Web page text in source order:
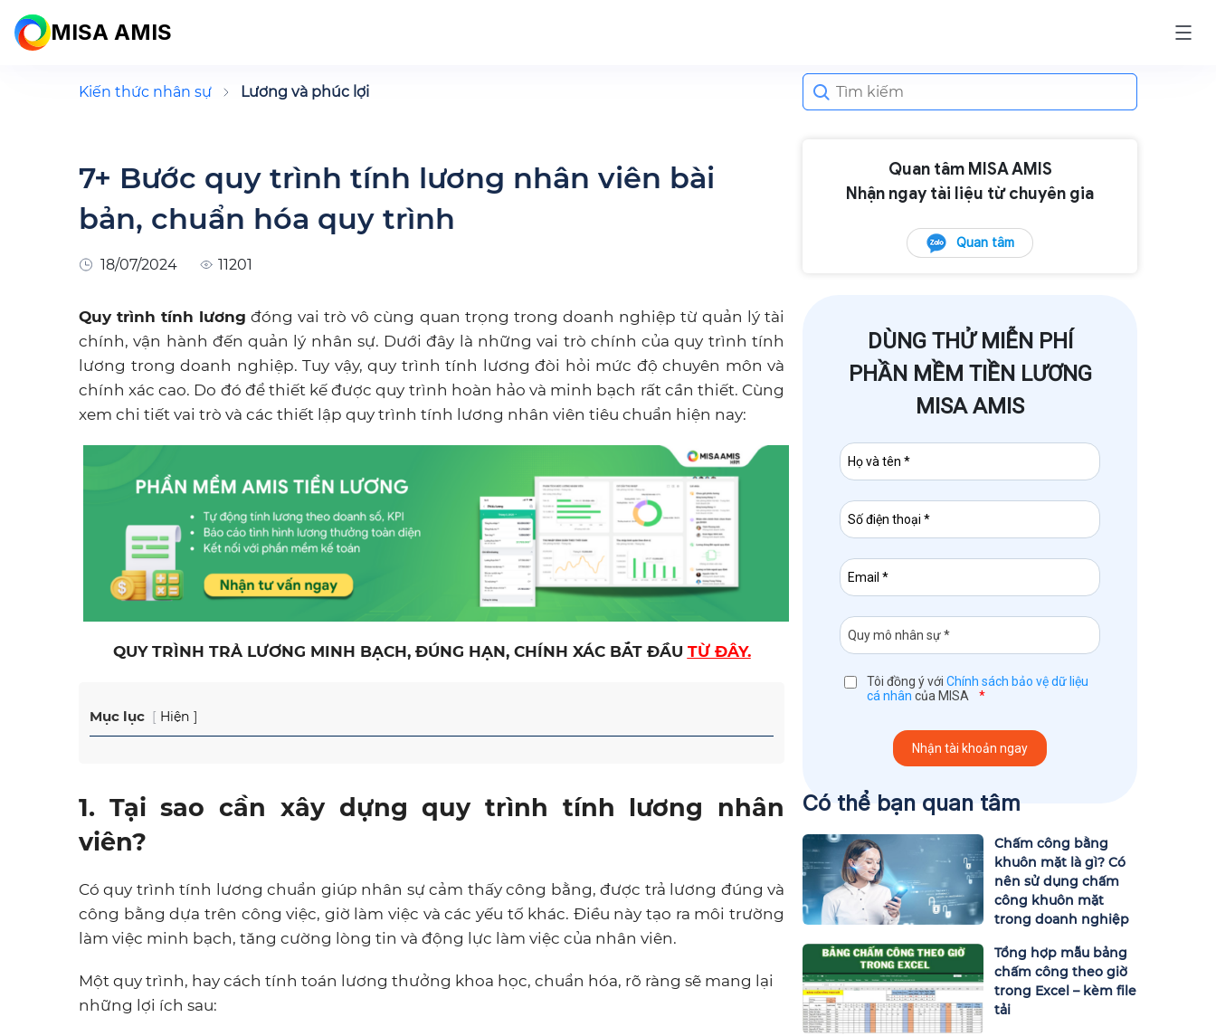
MISA AMIS
Kiến thức nhân sự Lương và phúc lợi
Search
for:
7+ Bước quy trình tính lương nhân viên bài
bản, chuẩn hóa quy trình
18/07/2024 11201
Quy trình tính lương đóng vai trò vô cùng quan trọng trong doanh nghiệp từ quản lý tài
chính, vận hành đến quản lý nhân sự. Dưới đây là những vai trò chính của quy trình tính
lương trong doanh nghiệp. Tuy vậy, quy trình tính lương đòi hỏi mức độ chuyên môn và
chính xác cao. Do đó để thiết kế được quy trình hoàn hảo và minh bạch rất cần thiết. Cùng
xem chi tiết vai trò và các thiết lập quy trình tính lương nhân viên tiêu chuẩn hiện nay:
QUY TRÌNH TRẢ LƯƠNG MINH BẠCH, ĐÚNG HẠN, CHÍNH XÁC BẮT ĐẦU TỪ ĐÂY.
Mục lục Hiện
1. Tại sao cần xây dựng quy trình tính lương nhân
viên?
Có quy trình tính lương chuẩn giúp nhân sự cảm thấy công bằng, được trả lương đúng và
công bằng dựa trên công việc, giờ làm việc và các yếu tố khác. Điều này tạo ra môi trường
làm việc minh bạch, tăng cường lòng tin và động lực làm việc của nhân viên.
Một quy trình, hay cách tính toán lương thưởng khoa học, chuẩn hóa, rõ ràng sẽ mang lại
những lợi ích sau:
Quan tâm MISA AMIS
Nhận ngay tài liệu từ chuyên gia
Quan tâm
DÙNG THỬ MIỄN PHÍ
PHẦN MỀM TIỀN LƯƠNG
MISA AMIS
Tôi đồng ý với Chính sách bảo vệ dữ liệu
cá nhân của MISA *
Có thể bạn quan tâm
Chấm công bằng
khuôn mặt là gì? Có
nên sử dụng chấm
công khuôn mặt
trong doanh nghiệp
Tổng hợp mẫu bảng
chấm công theo giờ
trong Excel – kèm file
tải